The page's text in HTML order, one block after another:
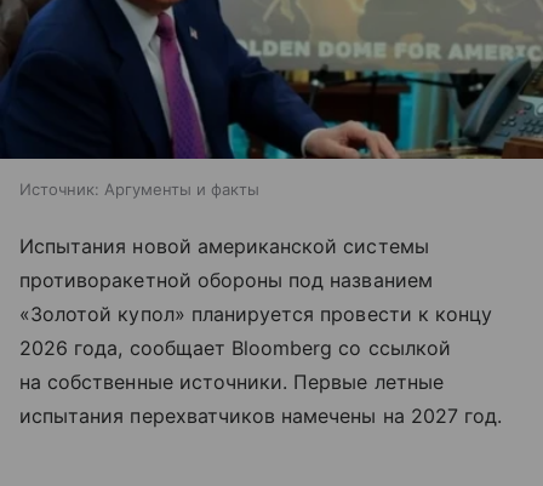
Источник: Аргументы и факты
Испытания новой американской системы
противоракетной обороны под названием
«Золотой купол» планируется провести к концу
2026 года, сообщает Bloomberg со ссылкой
на собственные источники. Первые летные
испытания перехватчиков намечены на 2027 год.